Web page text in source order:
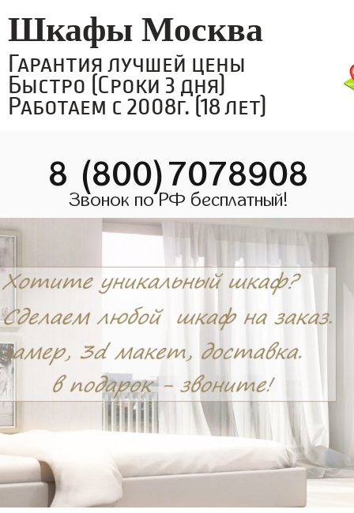
Шкафы Москва
Гарантия лучшей цены
Быстро (Сроки 3 дня)
Работаем с 2008г. (18 лет)
8 (800)7078908
Звонок по РФ бесплатный!